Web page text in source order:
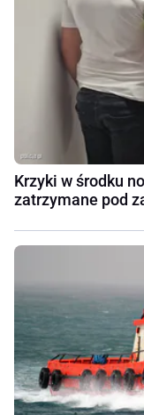
Krzyki w środku
zatrzymane pod